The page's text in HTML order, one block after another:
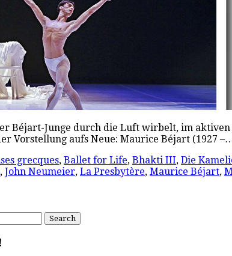
Béjart-Junge durch die Luft wirbelt, im
Vorstellung aufs Neue: Maurice Béjart (1927
grecques, Ballet for Life, Bhakti III, Die
, John Neumeier, La Presbytère, Maurice Béjart,